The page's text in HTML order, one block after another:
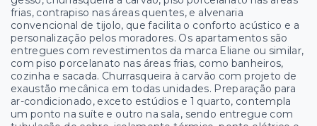
frias, contrapiso nas áreas quentes, e alvenaria
convencional de tijolo, que facilita o conforto acústico e a
personalização pelos moradores. Os apartamentos são
entregues com revestimentos da marca Eliane ou similar,
com piso porcelanato nas áreas frias, como banheiros,
cozinha e sacada. Churrasqueira à carvão com projeto de
exaustão mecânica em todas unidades. Preparação para
ar-condicionado, exceto estúdios e 1 quarto, contempla
um ponto na suíte e outro na sala, sendo entregue com